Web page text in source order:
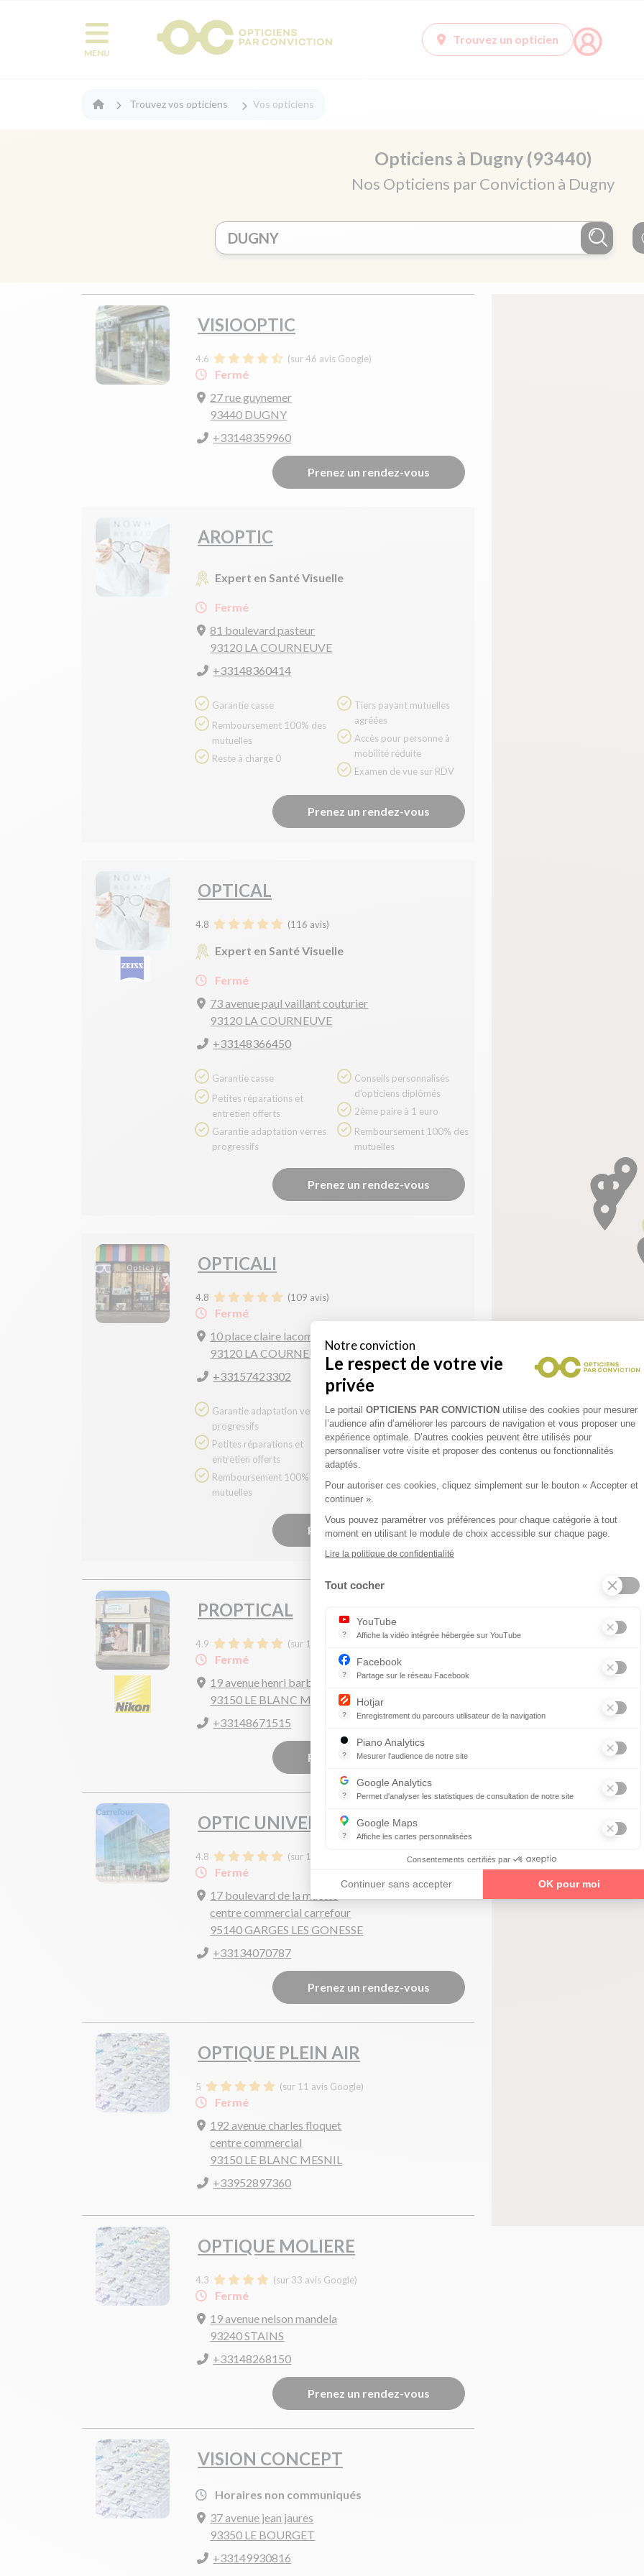
MENU
Trouvez un opticien
Trouvez vos opticiens Vos opticiens
Opticiens à Dugny (93440)
Nos Opticiens par Conviction à Dugny
VISIOOPTIC
4.6 (sur 46 avis Google)
Fermé
27 rue guynemer
93440 DUGNY
+33148359960
Prenez un rendez-vous
AROPTIC
Expert en Santé Visuelle
Fermé
81 boulevard pasteur
93120 LA COURNEUVE
+33148360414
Garantie casse
mutuelles
Reste à charge 0
agréées
mobilité réduite
Examen de vue sur RDV
Prenez un rendez-vous
OPTICAL
4.8 (116 avis)
Expert en Santé Visuelle
Fermé
73 avenue paul vaillant couturier
93120 LA COURNEUVE
+33148366450
Garantie casse
entretien offerts
progressifs
d'opticiens diplômés
2ème paire à 1 euro
mutuelles
Prenez un rendez-vous
OPTICALI
4.8 (109 avis)
Fermé
10 place claire lacombe
93120 LA COURNEUVE
+33157423302
progressifs
entretien offerts
mutuelles
Tiers payant mutuelles
agréées
Devis gratuit
Accès pour personne à
mobilité réduite
Prenez un rendez-vous
PROPTICAL
4.9 (sur 185 avis Google)
Fermé
19 avenue henri barbusse
93150 LE BLANC MESNIL
+33148671515
Prenez un rendez-vous
OPTIC UNIVERS
4.8 (sur 139 avis Google)
Fermé
17 boulevard de la muette
centre commercial carrefour
95140 GARGES LES GONESSE
+33134070787
Prenez un rendez-vous
OPTIQUE PLEIN AIR
5 (sur 11 avis Google)
Fermé
192 avenue charles floquet
centre commercial
93150 LE BLANC MESNIL
+33952897360
OPTIQUE MOLIERE
4.3 (sur 33 avis Google)
Fermé
19 avenue nelson mandela
93240 STAINS
+33148268150
Prenez un rendez-vous
VISION CONCEPT
Horaires non communiqués
37 avenue jean jaures
93350 LE BOURGET
+33149930816
Notre conviction
Le respect de votre vie
privée
Plateforme de Gestion du
Le portail OPTICIENS PAR CONVICTION utilise des cookies pour mesurer
l’audience afin d’améliorer les parcours de navigation et vous proposer une
expérience optimale. D’autres cookies peuvent être utilisés pour
personnaliser votre visite et proposer des contenus ou fonctionnalités
adaptés.
Pour autoriser ces cookies, cliquez simplement sur le bouton « Accepter et
continuer ».
Vous pouvez paramétrer vos préférences pour chaque catégorie à tout
moment en utilisant le module de choix accessible sur chaque page.
Lire la politique de confidentialité
Tout cocher
?
YouTube
Affiche la vidéo intégrée hébergée sur YouTube
?
Facebook
Partage sur le réseau Facebook
?
Hotjar
Enregistrement du parcours utilisateur de la navigation
?
Piano Analytics
Mesurer l'audience de notre site
?
Google Analytics
Permet d'analyser les statistiques de consultation de notre site
?
Google Maps
Affiche les cartes personnalisées
Consentements certifiés par
Continuer sans accepter OK pour moi